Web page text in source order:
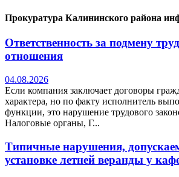
Прокуратура Калининского района
Ответственность за подмену
отношения
04.08.2026
Если компания заключает договоры
характера, но по факту исполнитель
функции, это нарушение трудового
Налоговые органы, Г...
Типичные нарушения,
установке летней веранды у